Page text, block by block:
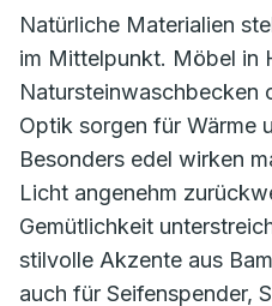
Natürliche Materialien
im Mittelpunkt. Möbel in
Natursteinwaschbecken
Optik sorgen für Wärme
Besonders edel wirken
Licht angenehm
Gemütlichkeit
stilvolle Akzente aus
auch für Seifenspender,